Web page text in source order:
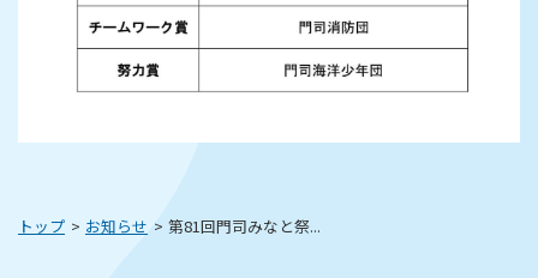
トップ お知らせ 第81回門司みなと祭...